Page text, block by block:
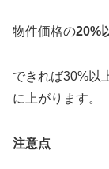
物件価格の20%
できれば30%以
に上がります。
注意点